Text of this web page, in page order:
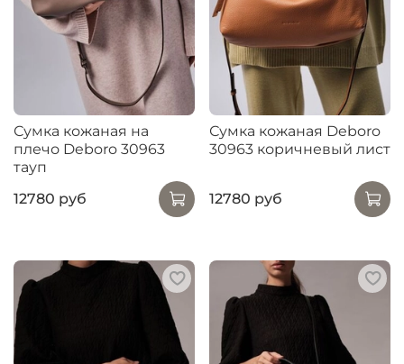
Сумка кожаная на
плечо Deboro 30963
тауп
12780 руб
Сумка кожаная Deboro
30963 коричневый лист
12780 руб